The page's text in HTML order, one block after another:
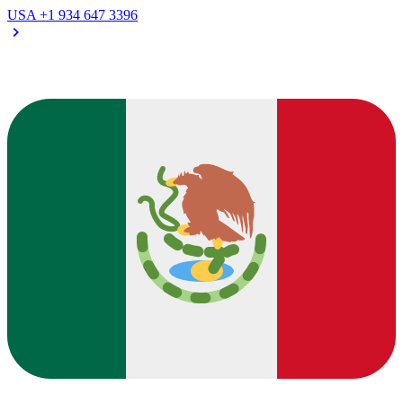
USA +1 934 647 3396